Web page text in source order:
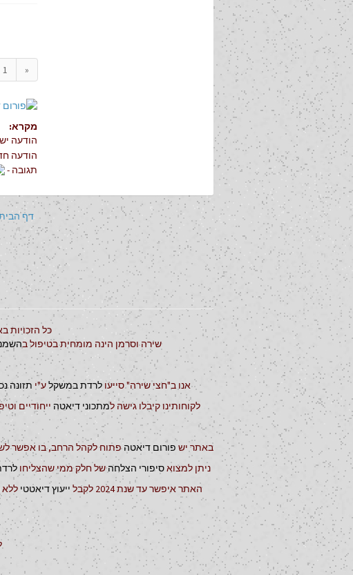
«
1
מקרא:
הודעה
הודעה
תגובה -
דף
כל הזכויות
שירה וסרמן הינה מומחית בטיפול ב
אנו ב"חצי שירה" סייעו לרדת במשקלע"י תזונה
לקוחותינו קיבלו גישה למתכוני דיאטה ייחודיים
באתר יש פורום דיאטהפתוח לקהל הרחב, בו אפשר
ניתן למצואסיפורי הצלחהשל חלק ממי שהצליחו
האתר איפשר עד שנת 2024 לקבל
ייעוץ דיאטטי ללא